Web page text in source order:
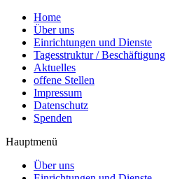
Home
Über uns
Einrichtungen und Dienste
Tagesstruktur / Beschäftigung
Aktuelles
offene Stellen
Impressum
Datenschutz
Spenden
Hauptmenü
Über uns